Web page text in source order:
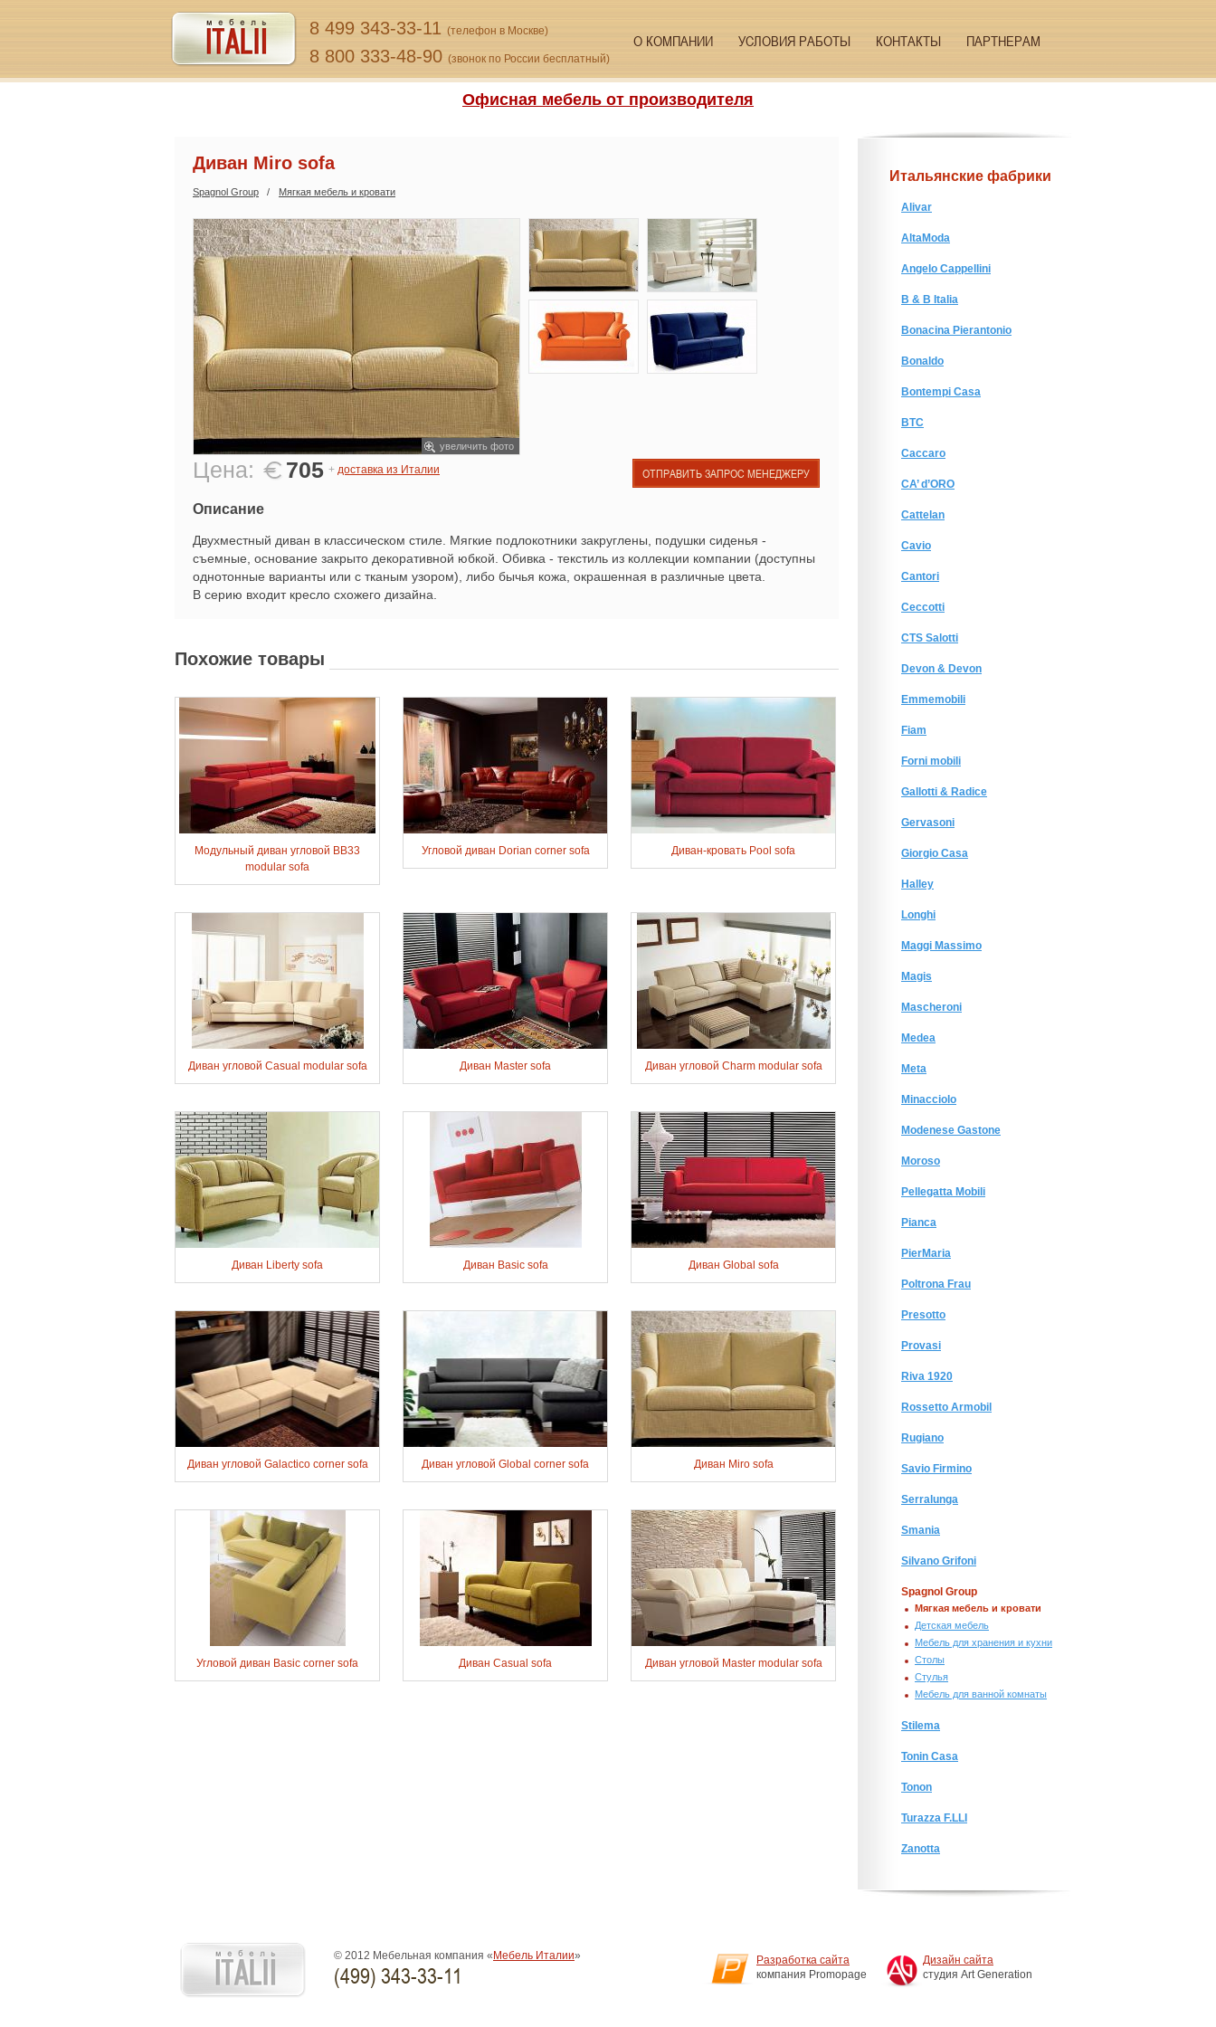
8 499 343-33-11 (телефон в Москве)
8 800 333-48-90 (звонок по России бесплатный)
О КОМПАНИИ УСЛОВИЯ РАБОТЫ КОНТАКТЫ ПАРТНЕРАМ
Офисная мебель от производителя
Диван Miro sofa
Spagnol Group Мягкая мебель и кровати
увеличить фото
Цена: 705 + доставка из Италии ОТПРАВИТЬ ЗАПРОС МЕНЕДЖЕРУ
Описание
Двухместный диван в классическом стиле. Мягкие подлокотники закруглены, подушки сиденья -
съемные, основание закрыто декоративной юбкой. Обивка - текстиль из коллекции компании (доступны
однотонные варианты или с тканым узором), либо бычья кожа, окрашенная в различные цвета.
В серию входит кресло схожего дизайна.
Похожие товары
Модульный диван угловой BB33
modular sofa
Угловой диван Dorian corner sofa Диван-кровать Pool sofa
Диван угловой Casual modular sofa Диван Master sofa Диван угловой Charm modular sofa
Диван Liberty sofa Диван Basic sofa Диван Global sofa
Диван угловой Galactico corner sofa Диван угловой Global corner sofa Диван Miro sofa
Угловой диван Basic corner sofa Диван Casual sofa Диван угловой Master modular sofa
Итальянские фабрики
Alivar
AltaModa
Angelo Cappellini
B & B Italia
Bonacina Pierantonio
Bonaldo
Bontempi Casa
BTC
Caccaro
CA’ d’ORO
Cattelan
Cavio
Cantori
Ceccotti
CTS Salotti
Devon & Devon
Emmemobili
Fiam
Forni mobili
Gallotti & Radice
Gervasoni
Giorgio Сasa
Halley
Longhi
Maggi Massimo
Magis
Mascheroni
Medea
Meta
Minacciolo
Modenese Gastone
Moroso
Pellegatta Mobili
Pianca
PierMaria
Poltrona Frau
Presotto
Provasi
Riva 1920
Rossetto Armobil
Rugiano
Savio Firmino
Serralunga
Smania
Silvano Grifoni
Spagnol Group
Мягкая мебель и кровати
Детская мебель
Мебель для хранения и кухни
Столы
Стулья
Мебель для ванной комнаты
Stilema
Tonin Casa
Tonon
Turazza F.LLI
Zanotta
© 2012 Мебельная компания « Мебель Италии»
(499) 343-33-11
Дизайн сайта
студия Art Generation
Разработка сайта
компания Promopage